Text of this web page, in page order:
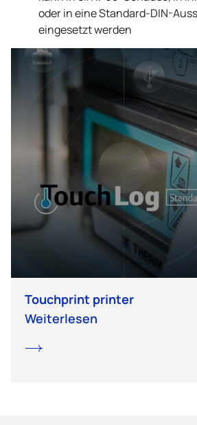
oder in eine Standard-DIN-
eingesetzt werden
Touchprint printer
Weiterlesen